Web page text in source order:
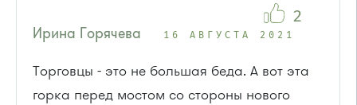
Ирина Горячева 16 АВГУСТА 2021
Торговцы - это не большая беда. А вот эта
горка перед мостом со стороны нового
2